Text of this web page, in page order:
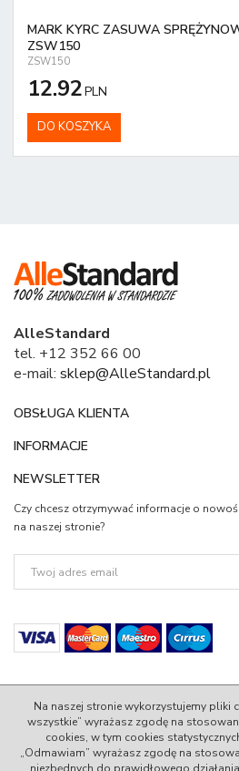
MARK KYRC ZASUWA
ZSW150
ZSW150
12.92PLN
DO KOSZYKA
AlleStandard
tel. +12 352 66 00
e-mail: sklep@AlleStandard.pl
OBSŁUGA KLIENTA
INFORMACJE
NEWSLETTER
Czy chcesz otrzymywać informacje o
na naszej stronie?
© 2022 AlleStandard.pl - 100%
Na naszej stronie wykorzystujemy pliki
wszystkie” wyrażasz zgodę na
cookies, w tym cookies
„Odmawiam” wyrażasz zgodę na